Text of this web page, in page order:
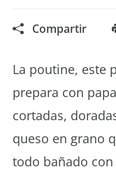
Compartir
La poutine, este
prepara con
cortadas,
queso en grano
todo bañado